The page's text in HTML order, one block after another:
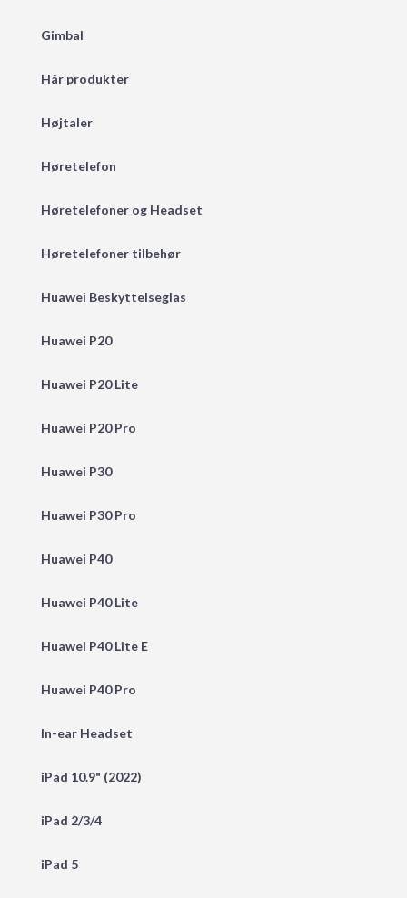
Gimbal
Hår produkter
Højtaler
Høretelefon
Høretelefoner og Headset
Høretelefoner tilbehør
Huawei Beskyttelseglas
Huawei P20
Huawei P20 Lite
Huawei P20 Pro
Huawei P30
Huawei P30 Pro
Huawei P40
Huawei P40 Lite
Huawei P40 Lite E
Huawei P40 Pro
In-ear Headset
iPad 10.9" (2022)
iPad 2/3/4
iPad 5